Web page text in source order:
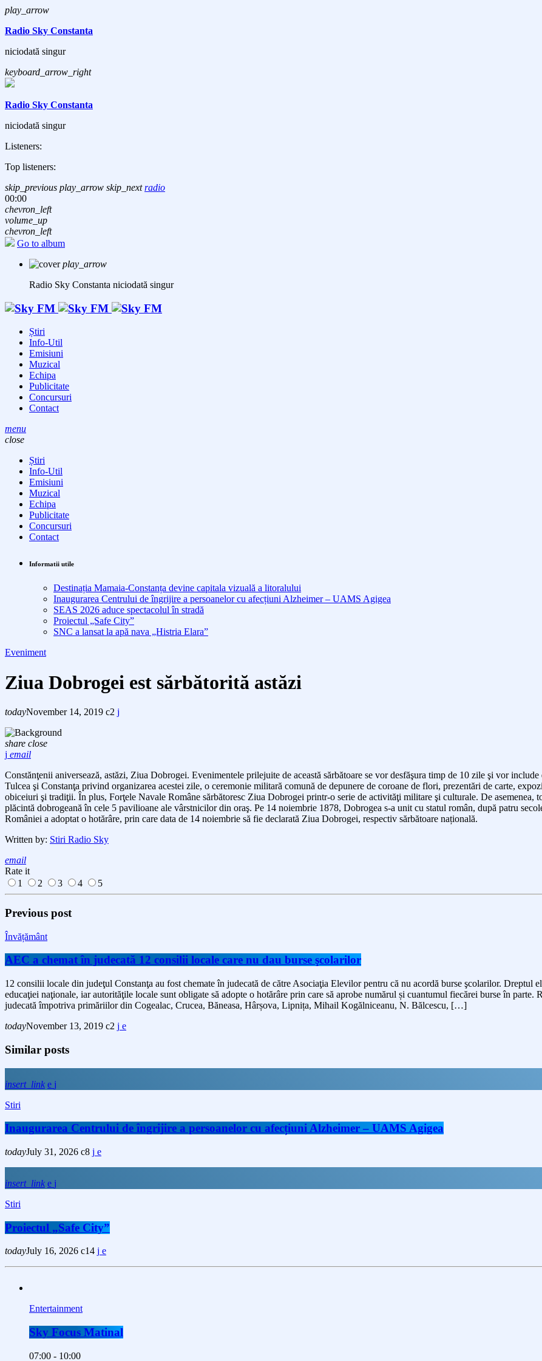
play_arrow
Radio Sky Constanta
niciodată singur
keyboard_arrow_right
Radio Sky Constanta
niciodată singur
Listeners:
Top listeners:
skip_previous play_arrow skip_next radio
00:00
chevron_left
volume_up
chevron_left
Go to album
play_arrow
Radio Sky Constanta niciodată singur
Știri
Info-Util
Emisiuni
Muzical
Echipa
Publicitate
Concursuri
Contact
menu
close
Știri
Info-Util
Emisiuni
Muzical
Echipa
Publicitate
Concursuri
Contact
Informatii utile
Destinația Mamaia-Constanța devine capitala vizuală a litoralului
Inaugurarea Centrului de îngrijire a persoanelor cu afecțiuni Alzheimer – UAMS Agigea
SEAS 2026 aduce spectacolul în stradă
Proiectul „Safe City”
SNC a lansat la apă nava „Histria Elara”
Eveniment
Ziua Dobrogei est sărbătorită astăzi
todayNovember 14, 2019 2
share close
email
Constănţenii aniversează, astăzi, Ziua Dobrogei. Evenimentele prilejuite de această sărbătoare se vor desfăşura timp de 10 zile şi vor include
Tulcea şi Constanţa privind organizarea acestei zile, o ceremonie militară comună de depunere de coroane de flori, prezentări de carte,
obiceiuri şi tradiţii. În plus, Forţele Navale Române sărbătoresc Ziua Dobrogei printr-o serie de activităţi militare şi culturale. De asemenea,
plăcintă dobrogeană în cele 5 pavilioane ale vârstnicilor din oraş. Pe 14 noiembrie 1878, Dobrogea s-a unit cu statul român, după patru
României a adoptat o hotărâre, prin care data de 14 noiembrie să fie declarată Ziua Dobrogei, respectiv sărbătoare națională.
Written by: Stiri Radio Sky
email
Rate it
1
2 3 4 5
Previous post
Învățământ
AEC a chemat în judecată 12 consilii locale care nu dau burse şcolarilor
12 consilii locale din judeţul Constanţa au fost chemate în judecată de către Asociaţia Elevilor pentru că nu acordă burse şcolarilor. Dreptul
educaţiei naţionale, iar autorităţile locale sunt obligate să adopte o hotărâre prin care să aprobe numărul și cuantumul fiecărei burse în
judecată împotriva primăriilor din Cogealac, Crucea, Băneasa, Hârșova, Lipnița, Mihail Kogălniceanu, N. Bălcescu, […]
todayNovember 13, 2019 2
Similar posts
insert_link
Stiri
Inaugurarea Centrului de îngrijire a persoanelor cu afecțiuni Alzheimer – UAMS Agigea
todayJuly 31, 2026 8
insert_link
Stiri
Proiectul „Safe City”
todayJuly 16, 2026 14
Entertainment
Sky Focus Matinal
07:00 - 10:00